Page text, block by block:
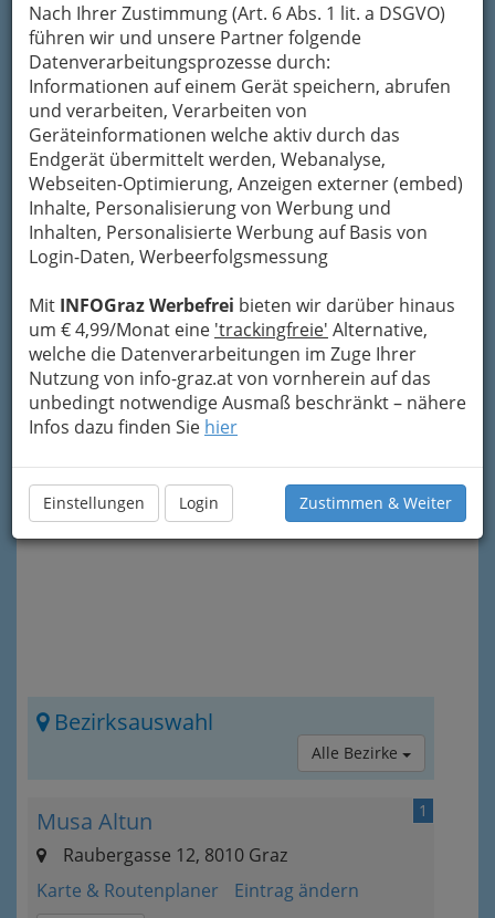
Nach Ihrer Zustimmung (Art. 6 Abs. 1 lit. a DSGVO)
führen wir und unsere Partner folgende
Datenverarbeitungsprozesse durch:
Informationen auf einem Gerät speichern, abrufen
und verarbeiten, Verarbeiten von
Geräteinformationen welche aktiv durch das
Endgerät übermittelt werden, Webanalyse,
Webseiten-Optimierung, Anzeigen externer (embed)
Inhalte, Personalisierung von Werbung und
Inhalten, Personalisierte Werbung auf Basis von
Login-Daten, Werbeerfolgsmessung
Mit INFOGraz Werbefrei bieten wir darüber hinaus
um € 4,99/Monat eine 'trackingfreie' Alternative,
welche die Datenverarbeitungen im Zuge Ihrer
Nutzung von info-graz.at von vornherein auf das
unbedingt notwendige Ausmaß beschränkt – nähere
Infos dazu finden Sie hier
Einstellungen Login Zustimmen & Weiter
Einen besonderen Reiz entfalten Gasthäuser und
Gasthöfe, wenn man im Freien sitzen kann – sei es ein
Gastgarten oder Schanigarten, wie man im östlichen
und südlichen Österreich sagt.
Wer in Graz sein Mittagessen nicht zu Hause
oder in seiner Ferienwohnung selber kochen
möchte, muss weder an einer Würstl-Bude
essen noch mit einem der zahlreichen
Imbissbetriebe vorlieb nehmen. Viele Gasthöfe
(etliche davon durchaus auf Restaurant-Niveau)
bieten ausgezeichnete Gerichte zum
Mittagsessenan, die sich preislich durchaus im
Würstl-Buden-Bereich bewegen.
Mehr zusteirischen Gastlichkeit in
direkt über das „Info-Icon“
rechts oben.
Bezirksauswahl
Alle Bezirke
1
Musa Altun
Raubergasse 12, 8010 Graz
Karte & Routenplaner
Eintrag ändern